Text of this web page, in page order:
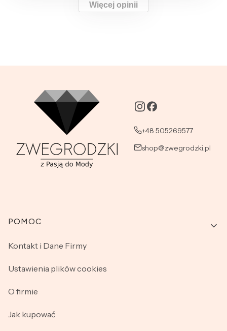
Więcej opinii
+48 505269577
shop@zwegrodzki.pl
Linki w stopce
POMOC
Kontakt i Dane Firmy
Ustawienia plików cookies
O firmie
Jak kupować